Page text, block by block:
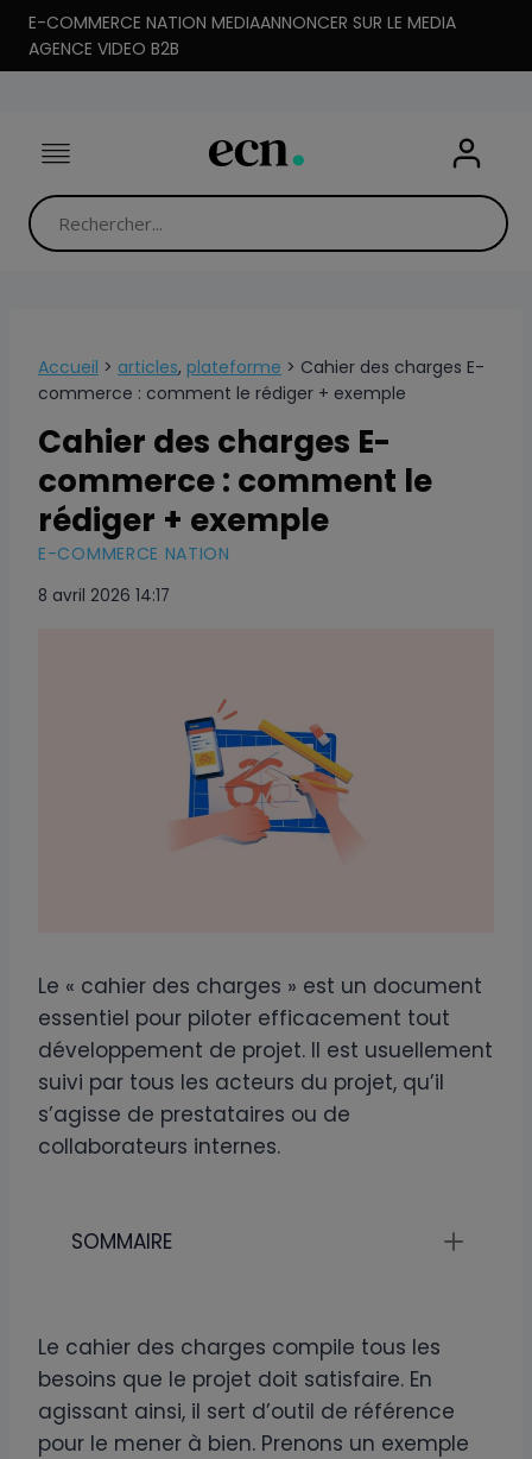
Aller
contenu
E-COMMERCE NATION MEDIAANNONCER SUR LE MEDIA
AGENCE VIDEO B2B
Accueil > articles, plateforme > Cahier des charges E-
commerce : comment le rédiger + exemple
Cahier des charges E-
commerce : comment le
rédiger + exemple
E-COMMERCE NATION
8 avril 2026 14:17
Le « cahier des charges » est un document
essentiel pour piloter efficacement tout
développement de projet. Il est usuellement
suivi par tous les acteurs du projet, qu’il
s’agisse de prestataires ou de
collaborateurs internes.
SOMMAIRE
Le cahier des charges compile tous les
besoins que le projet doit satisfaire. En
agissant ainsi, il sert d’outil de référence
pour le mener à bien. Prenons un exemple